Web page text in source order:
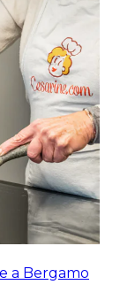
a Bergamo